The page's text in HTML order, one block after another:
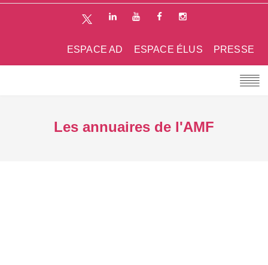
PRESSE
ESPACE ÉLUS
ESPACE AD
Les annuaires de l'AMF